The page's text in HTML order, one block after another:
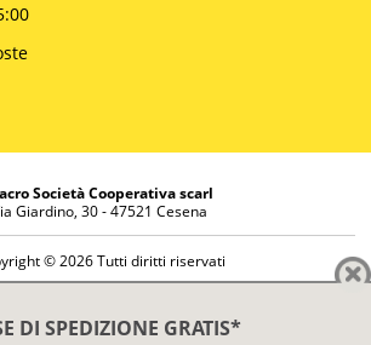
DI SPEDIZIONE GRATIS*
Società Cooperativa scarl
Giardino, 30 - 47521 Cesena
© 2026 Tutti diritti riservati
Diritto di reso